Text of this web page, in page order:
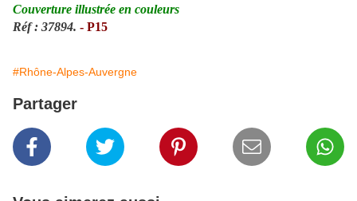
Couverture illustrée en couleurs
Réf : 37894. - P15
#Rhône-Alpes-Auvergne
Partager